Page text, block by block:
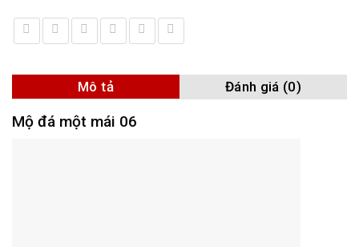
Mô tả Đánh giá (0)
Mộ đá một mái 06